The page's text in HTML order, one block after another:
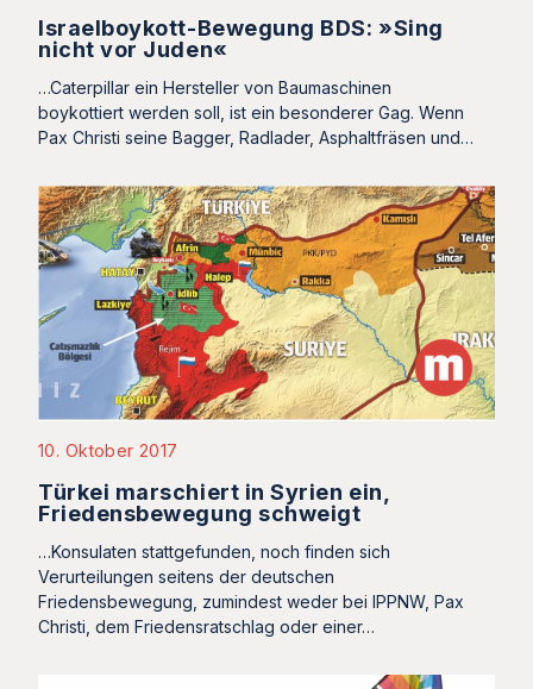
Israelboykott-Bewegung BDS: »Sing
nicht vor Juden«
…Caterpillar ein Hersteller von Baumaschinen
boykottiert werden soll, ist ein besonderer Gag. Wenn
Pax Christi seine Bagger, Radlader, Asphaltfräsen und…
10. Oktober 2017
Türkei marschiert in Syrien ein,
Friedensbewegung schweigt
…Konsulaten stattgefunden, noch finden sich
Verurteilungen seitens der deutschen
Friedensbewegung, zumindest weder bei IPPNW, Pax
Christi, dem Friedensratschlag oder einer…